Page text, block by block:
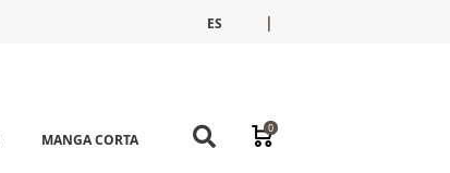
ES
|
MANGA CORTA
0